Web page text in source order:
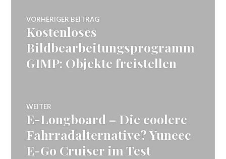
Beitragsnavigation
VORHERIGER BEITRAG
Vorheriger
Beitrag:
Kostenloses
Bildbearbeitungsprogramm
GIMP: Objekte freistellen
WEITER
Nächster
Beitrag:
E-Longboard – Die coolere
Fahrradalternative? Yuneec
E-Go Cruiser im Test